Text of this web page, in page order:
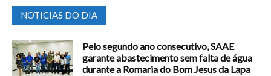
NOTICIAS DO DIA
Pelo segundo ano consecutivo, SAAE
garante abastecimento sem falta de água
durante a Romaria do Bom Jesus da Lapa